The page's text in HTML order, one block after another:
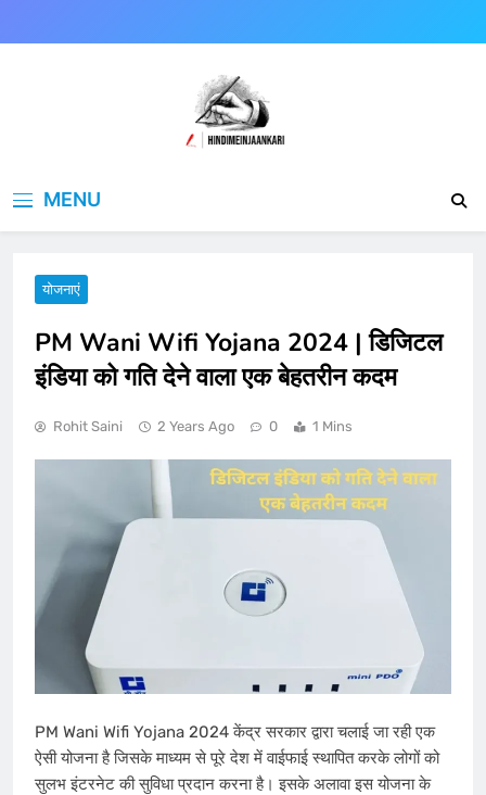
to
MENU
योजनाएं
PM Wani Wifi Yojana 2024 | डिजिटल
इंडिया को गति देने वाला एक बेहतरीन कदम
Rohit Saini 2 Years Ago 0 1 Mins
PM Wani Wifi Yojana 2024 केंद्र सरकार द्वारा चलाई जा रही एक
ऐसी योजना है जिसके माध्यम से पूरे देश में वाईफाई स्थापित करके लोगों को
सुलभ इंटरनेट की सुविधा प्रदान करना है। इसके अलावा इस योजना के